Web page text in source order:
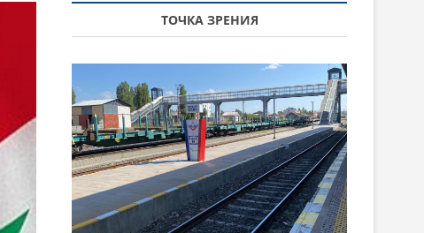
ТОЧКА ЗРЕНИЯ